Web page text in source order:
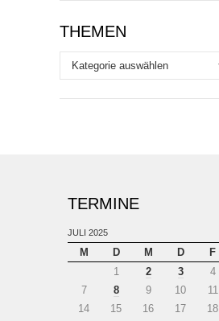
THEMEN
Themen
TERMINE
JULI 2025
M D M D F
1
2 3 4
7
8 9 10 11
14
15 16 17 18